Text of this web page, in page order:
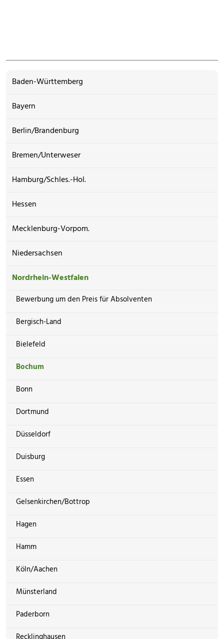
Baden-Württemberg
Bayern
Berlin/Brandenburg
Bremen/Unterweser
Hamburg/Schles.-Hol.
Hessen
Mecklenburg-Vorpom.
Niedersachsen
Nordrhein-Westfalen
Bewerbung um den Preis für Absolventen
Bergisch-Land
Bielefeld
Bochum
Bonn
Dortmund
Düsseldorf
Duisburg
Essen
Gelsenkirchen/Bottrop
Hagen
Hamm
Köln/Aachen
Münsterland
Paderborn